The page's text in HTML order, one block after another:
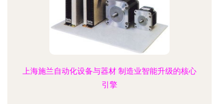
上海施兰自动化设备与器材 制造业智能升级的核心
引擎